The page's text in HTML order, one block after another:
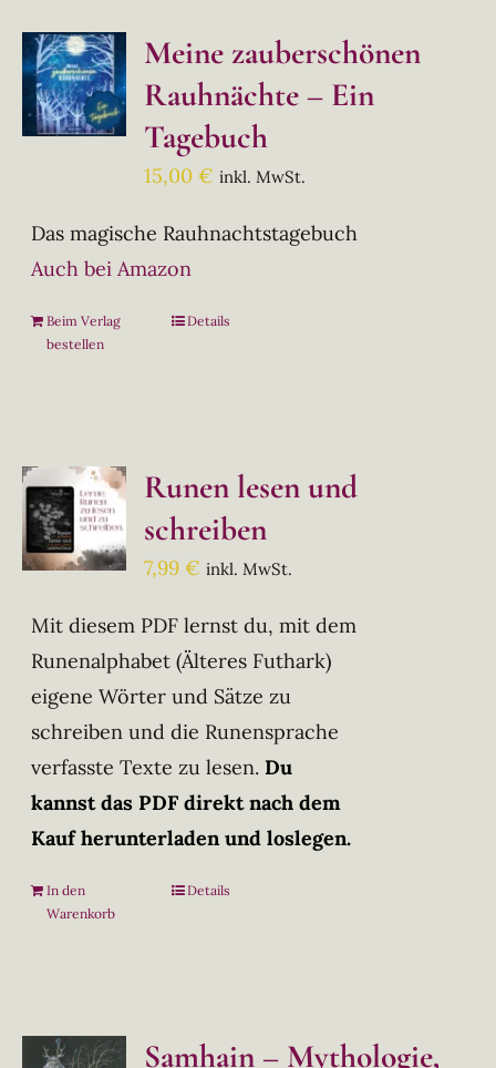
Meine zauberschönen
Rauhnächte – Ein
Tagebuch
15,00€ inkl. MwSt.
Das magische Rauhnachtstagebuch
Auch bei Amazon
Beim Verlag
bestellen
Details
Runen lesen und
schreiben
7,99€ inkl. MwSt.
Mit diesem PDF lernst du, mit dem
Runenalphabet (Älteres Futhark)
eigene Wörter und Sätze zu
schreiben und die Runensprache
verfasste Texte zu lesen. Du
kannst das PDF direkt nach dem
Kauf herunterladen und loslegen.
In den
Warenkorb
Details
Samhain – Mythologie,